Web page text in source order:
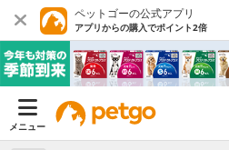
ペットゴーの公式アプリ
アプリからの購入でポイント2倍
メニュー